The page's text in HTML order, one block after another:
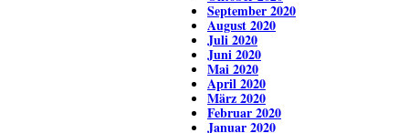
September 2020
August 2020
Juli 2020
Juni 2020
Mai 2020
April 2020
März 2020
Februar 2020
Januar 2020